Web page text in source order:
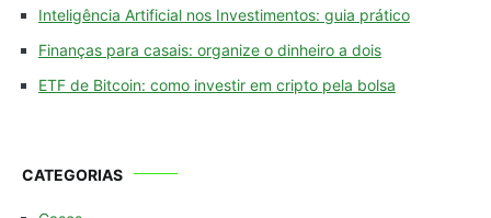
Inteligência Artificial nos Investimentos: guia prático
Finanças para casais: organize o dinheiro a dois
ETF de Bitcoin: como investir em cripto pela bolsa
CATEGORIAS